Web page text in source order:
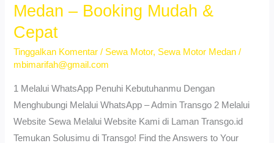
Medan
–
Murah
&
Terpercaya
Medan – Booking Mudah &
Cepat
Tinggalkan Komentar / Sewa Motor, Sewa Motor Medan /
mbimarifah@gmail.com
1 Melalui WhatsApp Penuhi Kebutuhanmu Dengan
Menghubungi Melalui WhatsApp – Admin Transgo 2 Melalui
Website Sewa Melalui Website Kami di Laman Transgo.id
Temukan Solusimu di Transgo! Find the Answers to Your